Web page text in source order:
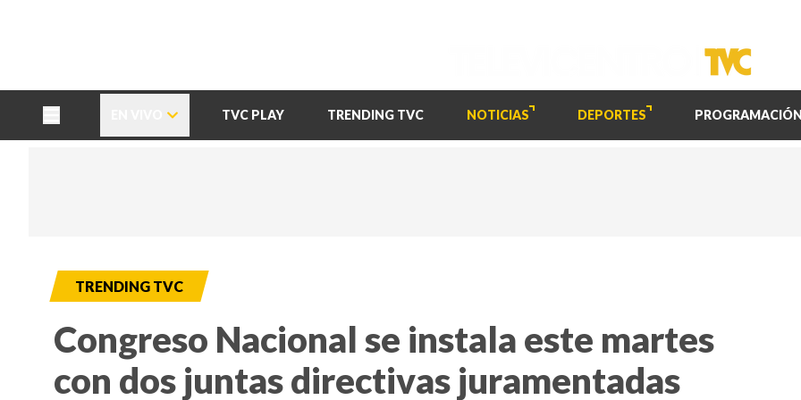
TVC PLAY TRENDING TVC NOTICIAS DEPORTES PROGRAMACIÓN
TRENDING TVC
Congreso Nacional se instala este martes
con dos juntas directivas juramentadas